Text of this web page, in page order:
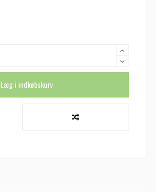
Læg i indkøbskurv